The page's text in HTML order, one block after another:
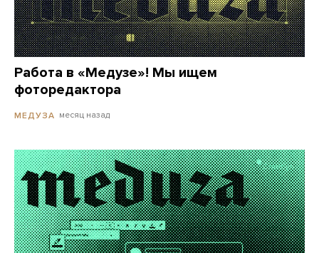
Работа в «Медузе»! Мы ищем
фоторедактора
МЕДУЗА месяц назад